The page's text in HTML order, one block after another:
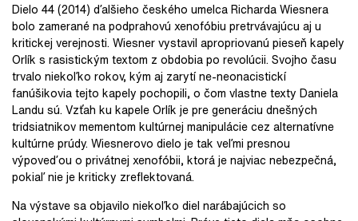
Dielo 44 (2014) ďalšieho českého umelca Richarda Wiesnera
bolo zamerané na podprahovú xenofóbiu pretrvávajúcu aj u
kritickej verejnosti. Wiesner vystavil apropriovanú pieseň kapely
Orlík s rasistickým textom z obdobia po revolúcii. Svojho času
trvalo niekoľko rokov, kým aj zarytí ne-neonacistickí
fanúšikovia tejto kapely pochopili, o čom vlastne texty Daniela
Landu sú. Vzťah ku kapele Orlík je pre generáciu dnešných
tridsiatnikov mementom kultúrnej manipulácie cez alternatívne
kultúrne prúdy. Wiesnerovo dielo je tak veľmi presnou
výpoveďou o privátnej xenofóbii, ktorá je najviac nebezpečná,
pokiaľ nie je kriticky zreflektovaná.
Na výstave sa objavilo niekoľko diel narábajúcich so